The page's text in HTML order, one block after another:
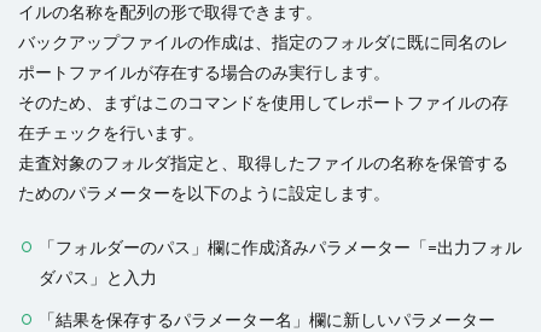
イルの名称を配列の形で取得できます。
バックアップファイルの作成は、指定のフォルダに既に同名のレ
ポートファイルが存在する場合のみ実行します。
そのため、まずはこのコマンドを使用してレポートファイルの存
在チェックを行います。
走査対象のフォルダ指定と、取得したファイルの名称を保管する
ためのパラメーターを以下のように設定します。
「フォルダーのパス」欄に作成済みパラメーター「=出力フォル
ダパス」と入力
「結果を保存するパラメーター名」欄に新しいパラメーター